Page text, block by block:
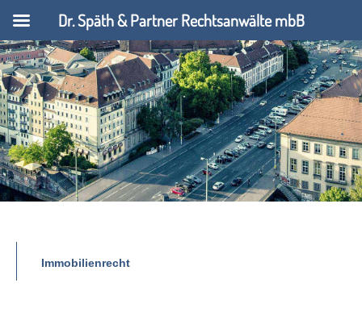
Immobilienrecht
Dr. Späth & Partner Rechtsanwälte mbB